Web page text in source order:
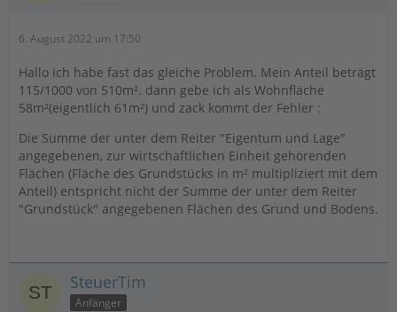
6. August 2022 um 17:50
Hallo ich habe fast das gleiche Problem. Mein Anteil beträgt
115/1000 von 510m². dann gebe ich als Wohnfläche
58m²(eigentlich 61m²) und zack kommt der Fehler :
Die Summe der unter dem Reiter "Eigentum und Lage"
angegebenen, zur wirtschaftlichen Einheit gehörenden
Flächen (Fläche des Grundstücks in m² multipliziert mit dem
Anteil) entspricht nicht der Summe der unter dem Reiter
"Grundstück" angegebenen Flächen des Grund und Bodens.
SteuerTim
Anfänger